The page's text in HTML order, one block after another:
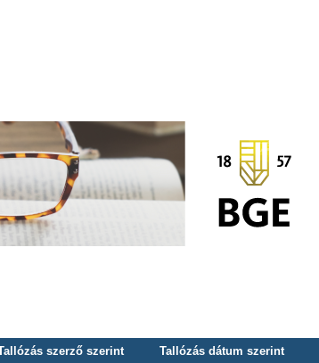
szerző szerint Tallózás dátum szerint